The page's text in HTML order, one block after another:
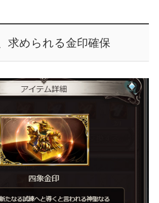
求められる金印確保